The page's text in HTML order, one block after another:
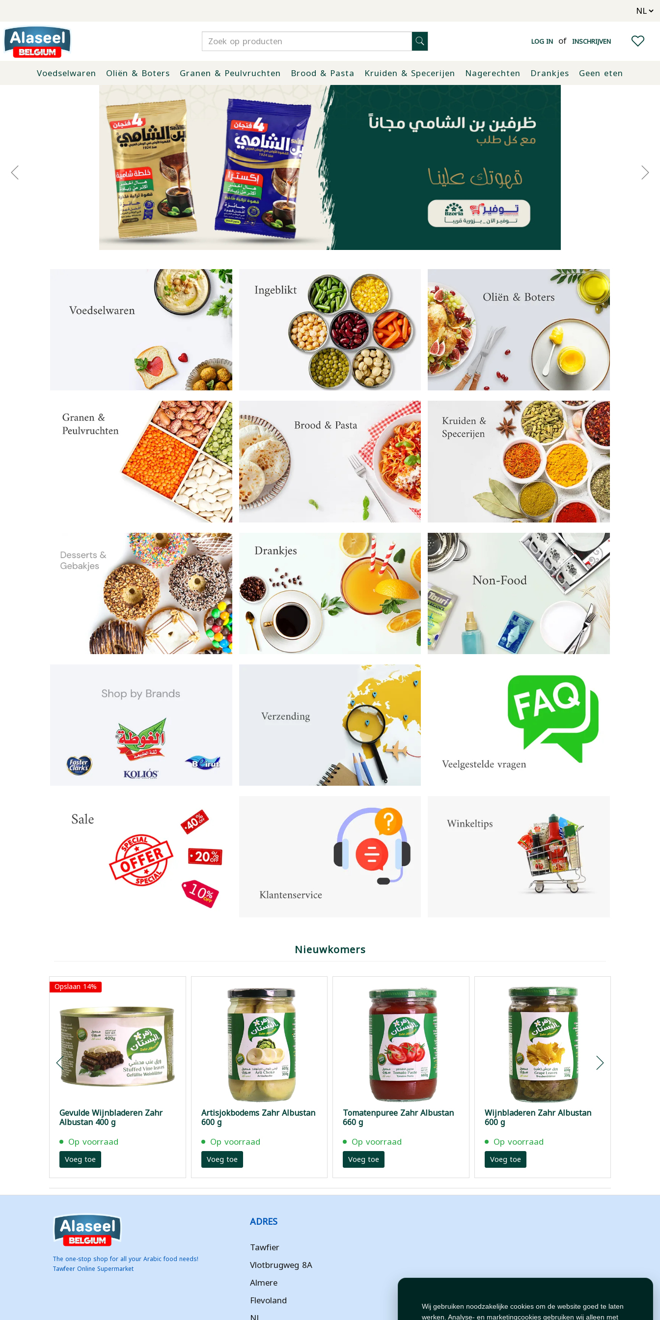
Wij gebruiken noodzakelijke cookies om de website goed te laten
werken. Analyse- en marketingcookies gebruiken wij alleen met
LOG IN of INSCHRIJVEN
Voedselwaren Oliën & Boters Granen & Peulvruchten Brood & Pasta Kruiden & Specerijen Nagerechten Drankjes Geen eten
Nieuwkomers
Opslaan 14%
Gevulde Wijnbladeren Zahr
Albustan 400 g
Op voorraad
Voeg toe
Artisjokbodems Zahr Albustan
600 g
Op voorraad
Voeg toe
Tomatenpuree Zahr Albustan
660 g
Op voorraad
Voeg toe
Wijnbladeren Zahr Albustan
600 g
Op voorraad
Voeg toe
The one-stop shop for all your Arabic food needs!
Tawfeer Online Supermarket
ADRES
Tawfier
Vlotbrugweg 8A
Almere
Flevoland